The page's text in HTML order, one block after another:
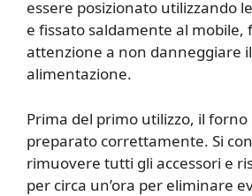
essere posizionato utilizzando
e fissato saldamente al mobile,
attenzione a non danneggiare
alimentazione.
Prima del primo utilizzo, il forno
preparato correttamente. Si
rimuovere tutti gli accessori e
per circa un’ora per eliminare